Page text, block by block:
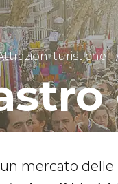
turistiche
un mercato